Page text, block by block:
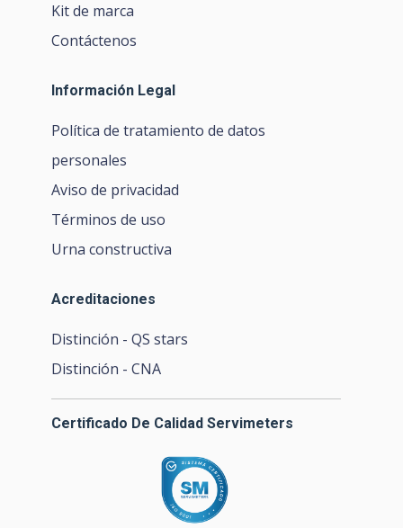
Kit de marca
Contáctenos
Información Legal
Política de tratamiento de datos
personales
Aviso de privacidad
Términos de uso
Urna constructiva
Acreditaciones
Distinción - QS stars
Distinción - CNA
Certificado De Calidad Servimeters